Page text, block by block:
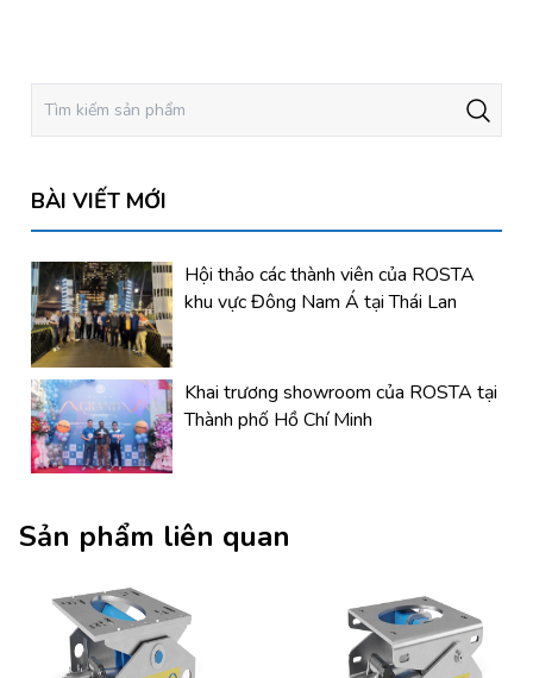
BÀI VIẾT MỚI
Hội thảo các thành viên của ROSTA
khu vực Đông Nam Á tại Thái Lan
Khai trương showroom của ROSTA tại
Thành phố Hồ Chí Minh
Sản phẩm liên quan